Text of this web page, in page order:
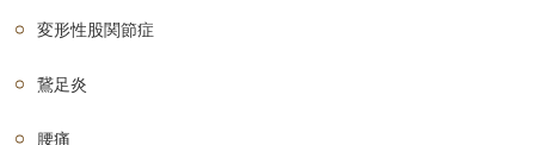
変形性股関節症
鵞足炎
腰痛